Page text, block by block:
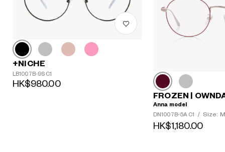
+NICHE
LB1007B-9S C1
HK$980.00
FROZEN |
Anna model
DN1007B-5A C1
/ Size: M
HK$1,180.00